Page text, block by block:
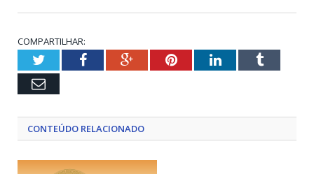
COMPARTILHAR:
TwitterFacebookGoogle+PinterestLinkedInTumblr
Email
CONTEÚDO RELACIONADO